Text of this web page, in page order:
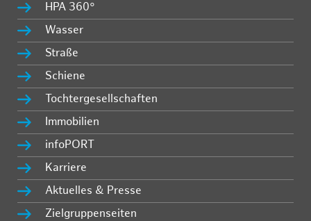
HPA 360°
Wasser
Straße
Schiene
Tochtergesellschaften
Immobilien
infoPORT
Karriere
Aktuelles & Presse
Zielgruppenseiten